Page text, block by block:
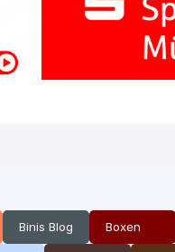
Binis Blog Boxen